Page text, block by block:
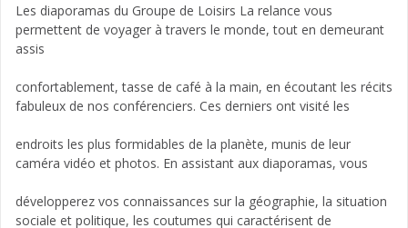
Les diaporamas du Groupe de Loisirs La relance vous
permettent de voyager à travers le monde, tout en demeurant
assis
confortablement, tasse de café à la main, en écoutant les récits
fabuleux de nos conférenciers. Ces derniers ont visité les
endroits les plus formidables de la planète, munis de leur
caméra vidéo et photos. En assistant aux diaporamas, vous
développerez vos connaissances sur la géographie, la situation
sociale et politique, les coutumes qui caractérisent de